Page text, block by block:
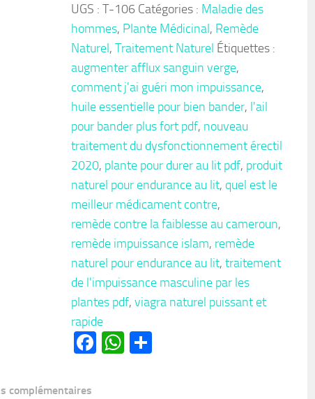
106
:
Impuissance
Sexuelle
Erection
Molle
Remède
Naturel
UGS : T-106 Catégories : Maladie des
hommes, Plante Médicinal, Remède
Naturel, Traitement Naturel Étiquettes :
augmenter afflux sanguin verge,
comment j'ai guéri mon impuissance,
huile essentielle pour bien bander, l'ail
pour bander plus fort pdf, nouveau
traitement du dysfonctionnement érectil
2020, plante pour durer au lit pdf, produit
naturel pour endurance au lit, quel est le
meilleur médicament contre,
remède contre la faiblesse au cameroun,
remède impuissance islam, remède
naturel pour endurance au lit, traitement
de l'impuissance masculine par les
plantes pdf, viagra naturel puissant et
rapide
Facebook
WhatsApp
Partager
complémentaires